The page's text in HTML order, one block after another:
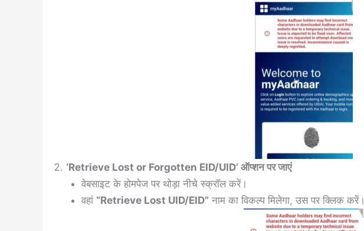
‘Retrieve Lost or Forgotten EID/UID’ ऑप्शन पर जाएं
वेबसाइट के होमपेज पर थोड़ा नीचे स्क्रॉल करें।
वहां “Retrieve Lost UID/EID”नाम का विकल्प मिलेगा, उस पर क्लिक करें।